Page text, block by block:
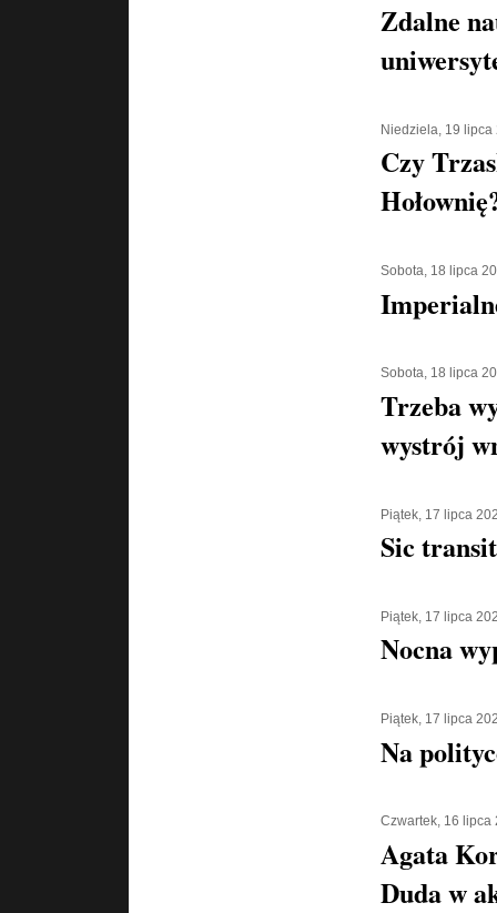
Zdalne
Niedziela, 19 lipca
Czy
Sobota, 18 lipca
Sobota, 18 lipca
Trzeba
wystrój
Piątek, 17 lipca
Sic
Piątek, 17 lipca
Nocna
Piątek, 17 lipca
Na
Czwartek, 16 lipca
Agata
Duda w